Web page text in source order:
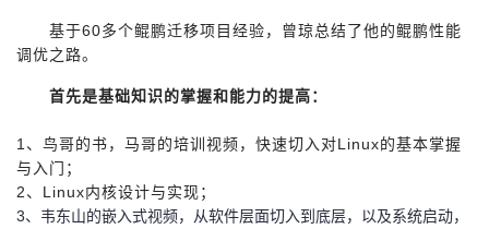
基于60多个鲲鹏迁移项目经验，曾琼总结了他的鲲鹏性能
调优之路。
首先是基础知识的掌握和能力的提高：
1、鸟哥的书，马哥的培训视频，快速切入对Linux的基本掌握
与入门；
2、Linux内核设计与实现；
3、韦东山的嵌入式视频，从软件层面切入到底层，以及系统启动，